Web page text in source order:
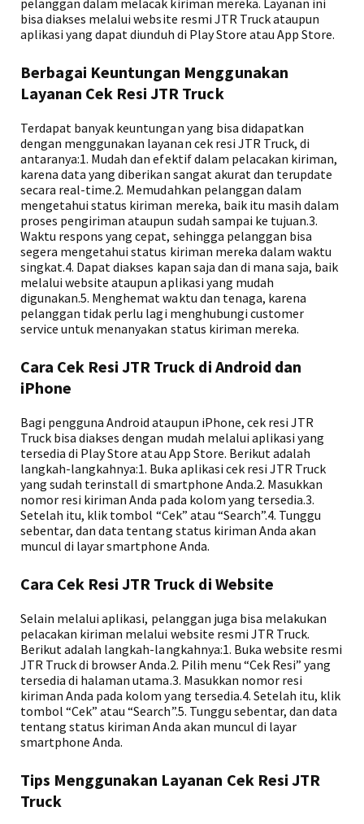
pelanggan dalam melacak kiriman mereka. Layanan ini
bisa diakses melalui website resmi JTR Truck ataupun
aplikasi yang dapat diunduh di Play Store atau App Store.
Berbagai Keuntungan Menggunakan
Layanan Cek Resi JTR Truck
Terdapat banyak keuntungan yang bisa didapatkan
dengan menggunakan layanan cek resi JTR Truck, di
antaranya:1. Mudah dan efektif dalam pelacakan kiriman,
karena data yang diberikan sangat akurat dan terupdate
secara real-time.2. Memudahkan pelanggan dalam
mengetahui status kiriman mereka, baik itu masih dalam
proses pengiriman ataupun sudah sampai ke tujuan.3.
Waktu respons yang cepat, sehingga pelanggan bisa
segera mengetahui status kiriman mereka dalam waktu
singkat.4. Dapat diakses kapan saja dan di mana saja, baik
melalui website ataupun aplikasi yang mudah
digunakan.5. Menghemat waktu dan tenaga, karena
pelanggan tidak perlu lagi menghubungi customer
service untuk menanyakan status kiriman mereka.
Cara Cek Resi JTR Truck di Android dan
iPhone
Bagi pengguna Android ataupun iPhone, cek resi JTR
Truck bisa diakses dengan mudah melalui aplikasi yang
tersedia di Play Store atau App Store. Berikut adalah
langkah-langkahnya:1. Buka aplikasi cek resi JTR Truck
yang sudah terinstall di smartphone Anda.2. Masukkan
nomor resi kiriman Anda pada kolom yang tersedia.3.
Setelah itu, klik tombol “Cek” atau “Search”.4. Tunggu
sebentar, dan data tentang status kiriman Anda akan
muncul di layar smartphone Anda.
Cara Cek Resi JTR Truck di Website
Selain melalui aplikasi, pelanggan juga bisa melakukan
pelacakan kiriman melalui website resmi JTR Truck.
Berikut adalah langkah-langkahnya:1. Buka website resmi
JTR Truck di browser Anda.2. Pilih menu “Cek Resi” yang
tersedia di halaman utama.3. Masukkan nomor resi
kiriman Anda pada kolom yang tersedia.4. Setelah itu, klik
tombol “Cek” atau “Search”.5. Tunggu sebentar, dan data
tentang status kiriman Anda akan muncul di layar
smartphone Anda.
Tips Menggunakan Layanan Cek Resi JTR
Truck